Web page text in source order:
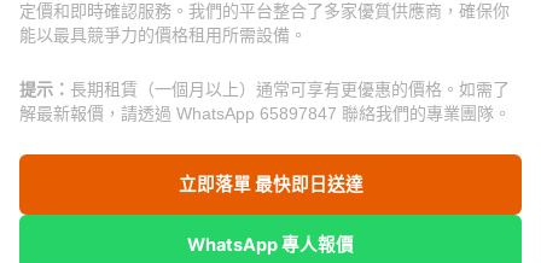
定價和即時確認服務。我們的平台整合了多家優質供應商，確保你
能以最具競爭力的價格租用所需設備。
提示： 長期租賃（一個月以上）通常可享有更優惠的價格。如需了
解最新報價，請透過 WhatsApp 65897847 聯絡我們的專業團隊。
立即落單 最快即日送達
WhatsApp 專人報價